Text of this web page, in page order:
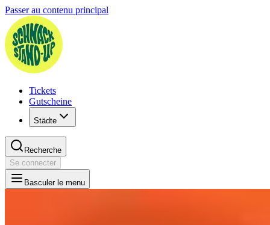
Passer au contenu principal
Tickets
Gutscheine
Städte
Recherche
Se connecter
Basculer le menu